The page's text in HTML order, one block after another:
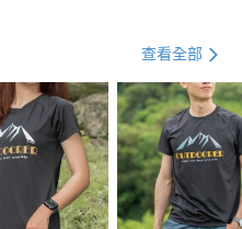
21家銀行
第一商業銀行
彰化商業銀行
台北富邦商業銀行
21家銀行
第一商業銀行
彰化商業銀行
21家銀行
第一商業銀行
20家銀行
查看全部